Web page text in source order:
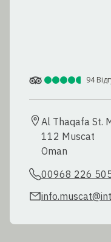
94
Al Thaqafa St.
112 Muscat
Oman
00968 226